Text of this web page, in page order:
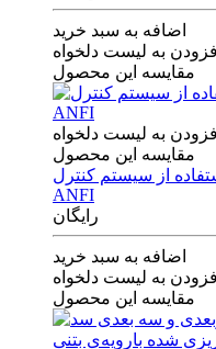
اضافه به سبد خرید
افزودن به لیست دلخواه
مقایسه این محصول
افزودن به لیست دلخواه
مقایسه این محصول
از سيستم كنترل
ANFI
رایگان
اضافه به سبد خرید
افزودن به لیست دلخواه
مقایسه این محصول